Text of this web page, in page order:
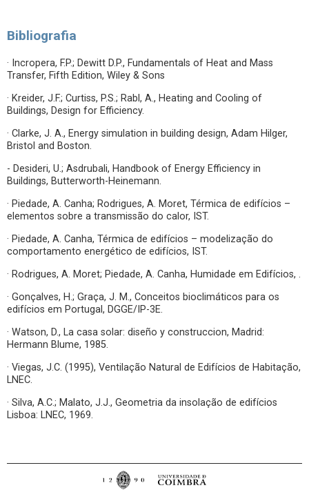
Bibliografia
· Incropera, F.P.; Dewitt D.P., Fundamentals of Heat and Mass
Transfer, Fifth Edition, Wiley & Sons
· Kreider, J.F.; Curtiss, P.S.; Rabl, A., Heating and Cooling of
Buildings, Design for Efficiency.
· Clarke, J. A., Energy simulation in building design, Adam Hilger,
Bristol and Boston.
- Desideri, U.; Asdrubali, Handbook of Energy Efficiency in
Buildings, Butterworth-Heinemann.
· Piedade, A. Canha; Rodrigues, A. Moret, Térmica de edifícios –
elementos sobre a transmissão do calor, IST.
· Piedade, A. Canha, Térmica de edifícios – modelização do
comportamento energético de edifícios, IST.
· Rodrigues, A. Moret; Piedade, A. Canha, Humidade em Edifícios, .
· Gonçalves, H.; Graça, J. M., Conceitos bioclimáticos para os
edifícios em Portugal, DGGE/IP-3E.
· Watson, D., La casa solar: diseño y construccion, Madrid:
Hermann Blume, 1985.
· Viegas, J.C. (1995), Ventilação Natural de Edifícios de Habitação,
LNEC.
· Silva, A.C.; Malato, J.J., Geometria da insolação de edifícios
Lisboa: LNEC, 1969.